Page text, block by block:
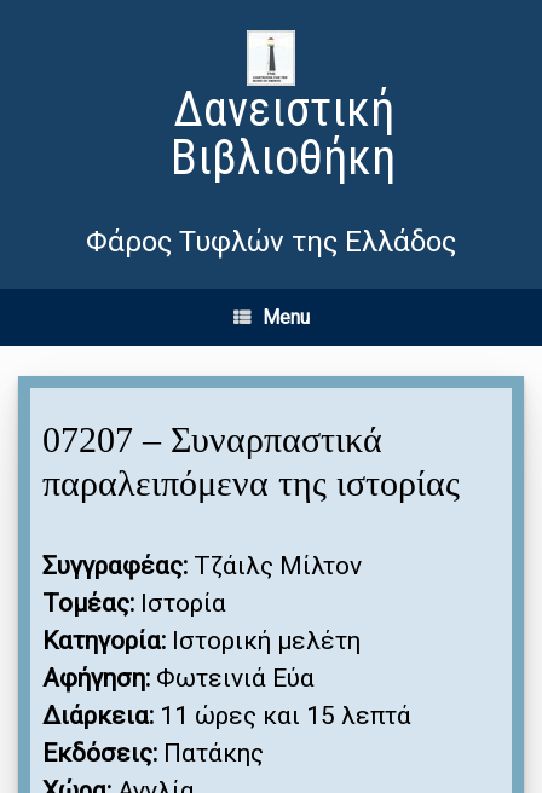
Δανειστική
Βιβλιοθήκη
Φάρος Τυφλών της Ελλάδος
Menu
07207 – Συναρπαστικά
παραλειπόμενα της ιστορίας
Συγγραφέας: Τζάιλς Μίλτον
Τομέας: Ιστορία
Κατηγορία: Ιστορική μελέτη
Αφήγηση: Φωτεινιά Εύα
Διάρκεια: 11 ώρες και 15 λεπτά
Εκδόσεις: Πατάκης